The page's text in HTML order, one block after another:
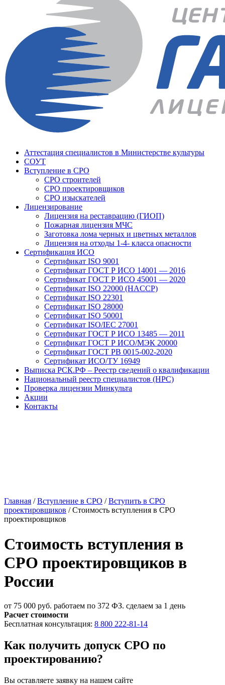
Аттестация специалистов в Министерстве культуры
СОУТ
Вступление в СРО
СРО строителей
СРО проектировщиков
СРО изыскателей
Лицензирование
Лицензия на реставрацию (ГИОП)
Пожарная лицензия МЧС
Заготовка лома черных и цветных металлов
Лицензия на отходы 1-4- класса опасности
Сертификация ИСО
Сертификат ISO 9001
Сертификат ГОСТ Р ИСО 14001 — 2016
Сертификат ГОСТ Р ИСО 45001 — 2020
Сертификат ISO 22000 (HACCP)
Сертификат ISO 22301
Сертификат ISO 28000
Сертификат ISO 50001
Сертификат ISO/IEC 27001
Сертификат ГОСТ Р ИСО 13485 — 2011
Сертификат ГОСТ Р ИСО/МЭК 20000
Сертификат ГОСТ РВ 0015-002-2020
Сертификат ИСО/ТУ 16949
Выписка РСК.РФ – Реестр сведений о квалификации
Национальный реестр специалистов (НРС)
Проверка лицензии Минкульта
Акции
Контакты
Главная /Вступление в СРО /Вступить в СРО
проектировщиков /Стоимость вступления в СРО
проектировщиков
Стоимость вступления в
СРО проектировщиков в
России
от 75 000 руб. работаем по 372 ФЗ. сделаем за 1 день
Расчет стоимости
Бесплатная консультация: 8 800 222-81-14
Как получить допуск СРО по
проектированию?
Вы оставляете заявку на нашем сайте